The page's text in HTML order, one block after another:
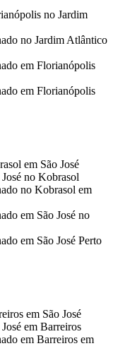
no Jardim
no Jardim Atlântico
em Florianópolis
em Florianópolis
em São José
no Kobrasol
no Kobrasol em
em São José no
em São José Perto
em São José
em Barreiros
em Barreiros em